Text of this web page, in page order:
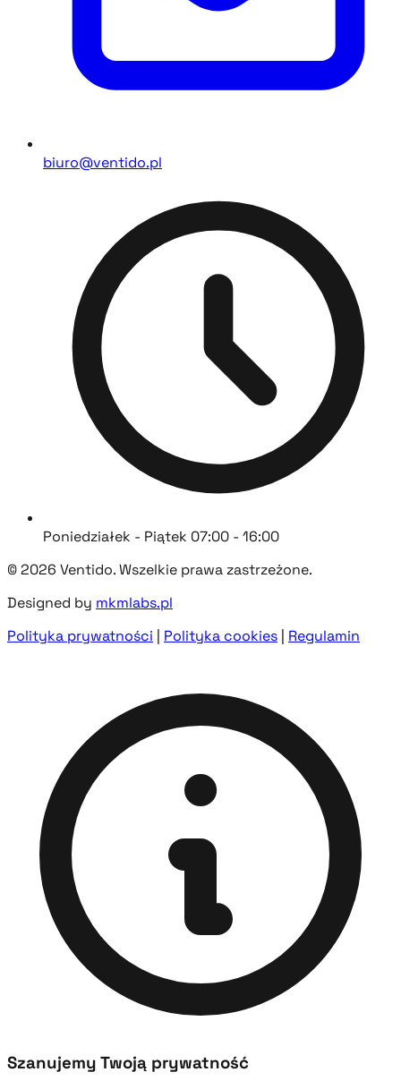
biuro@ventido.pl
Poniedziałek - Piątek 07:00 - 16:00
© 2026 Ventido. Wszelkie prawa zastrzeżone.
Designed by mkmlabs.pl
Polityka prywatności | Polityka cookies | Regulamin
Szanujemy Twoją prywatność